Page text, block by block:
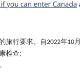
旅行要求。自2022年10 月
检查;